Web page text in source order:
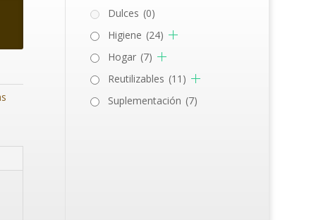
Dulces (0)
Higiene (24)
Hogar (7)
Reutilizables (11)
Suplementación (7)